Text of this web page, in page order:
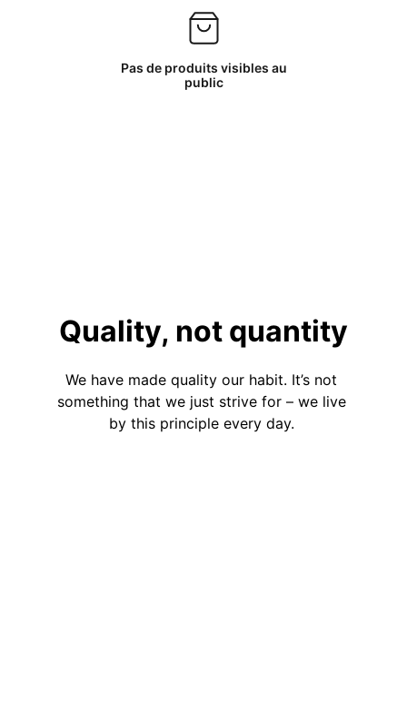
Pas de produits visibles au
public
Quality, not quantity
We have made quality our habit. It’s not
something that we just strive for – we live
by this principle every day.